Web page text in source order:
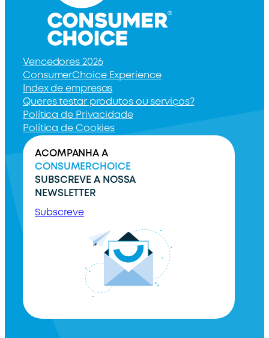
Vencedores 2026
ConsumerChoice Experience
Index de empresas
Queres testar produtos ou serviços?
Política de Privacidade
Política de Cookies
ACOMPANHA A
CONSUMERCHOICE
SUBSCREVE A NOSSA
NEWSLETTER
Subscreve